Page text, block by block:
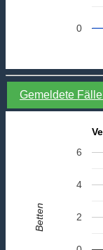
0
Gemeldete
2
4
6
Betten